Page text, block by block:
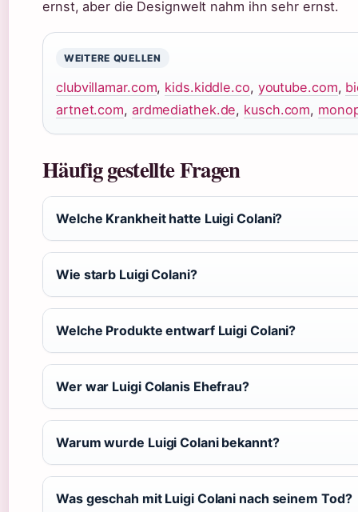
ernst, aber die Designwelt nahm ihn sehr ernst.
WEITERE QUELLEN
clubvillamar.com, kids.kiddle.co, youtube.com,
artnet.com, ardmediathek.de, kusch.com,
Häufig gestellte Fragen
Welche Krankheit hatte Luigi Colani?
Wie starb Luigi Colani?
Welche Produkte entwarf Luigi Colani?
Wer war Luigi Colanis Ehefrau?
Warum wurde Luigi Colani bekannt?
Was geschah mit Luigi Colani nach seinem Tod?